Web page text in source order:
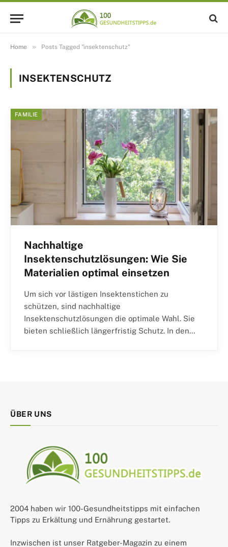
Home » Posts Tagged "insektenschutz"
INSEKTENSCHUTZ
FAMILIE
Nachhaltige
Insektenschutzlösungen: Wie Sie
Materialien optimal einsetzen
Um sich vor lästigen Insektenstichen zu
schützen, sind nachhaltige
Insektenschutzlösungen die optimale Wahl. Sie
bieten schließlich längerfristig Schutz. In den…
ÜBER UNS
2004 haben wir 100-Gesundheitstipps mit einfachen
Tipps zu Erkältung und Ernährung gestartet.
Inzwischen ist unser Ratgeber-Magazin zu einem